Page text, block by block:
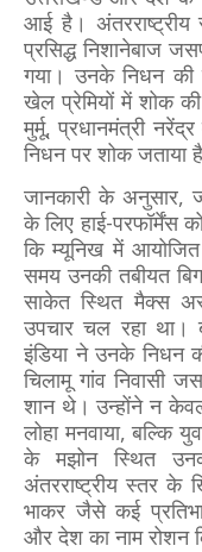
आई है। अंतरराष्ट्रीय
प्रसिद्ध निशानेबाज
गया। उनके निधन
खेल प्रेमियों में शोक की
मुर्मू, प्रधानमंत्री
निधन पर शोक जताया
जानकारी के अनुसार,
के लिए हाई-परफॉर्मेंस
कि म्यूनिख में
समय उनकी तबीयत
साकेत स्थित मैक्स
उपचार चल रहा
इंडिया ने उनके निधन
चिलामू गांव निवासी
शान थे। उन्होंने न केवल
लोहा मनवाया, बल्कि
के मझोन स्थित
अंतरराष्ट्रीय स्तर के
भाकर जैसे कई
और देश का नाम रोशन